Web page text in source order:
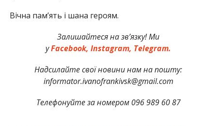
Вічна пам’ять і шана героям.
Залишайтеся на зв’язку! Ми
уFacebook,Instagram, Telegram.
Надсилайте свої новини нам на пошту:
informator.ivanofrankivsk@gmail.com
Телефонуйте за номером 096 989 60 87